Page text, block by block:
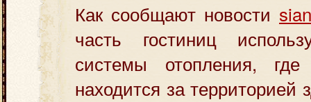
Как сообщают новости
часть гостиниц
системы отопления, где
находится за территорией